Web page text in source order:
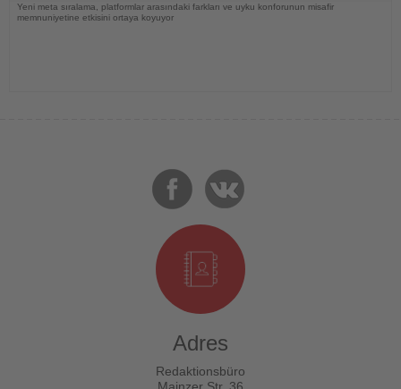
Yeni meta sıralama, platformlar arasındaki farkları ve uyku konforunun misafir
memnuniyetine etkisini ortaya koyuyor
Adres
Redaktionsbüro
Mainzer Str. 36